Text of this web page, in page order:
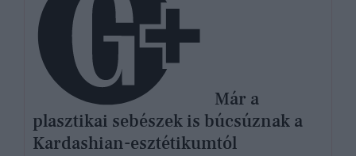
plasztikai sebészek is búcsúznak a
Kardashian-esztétikumtól